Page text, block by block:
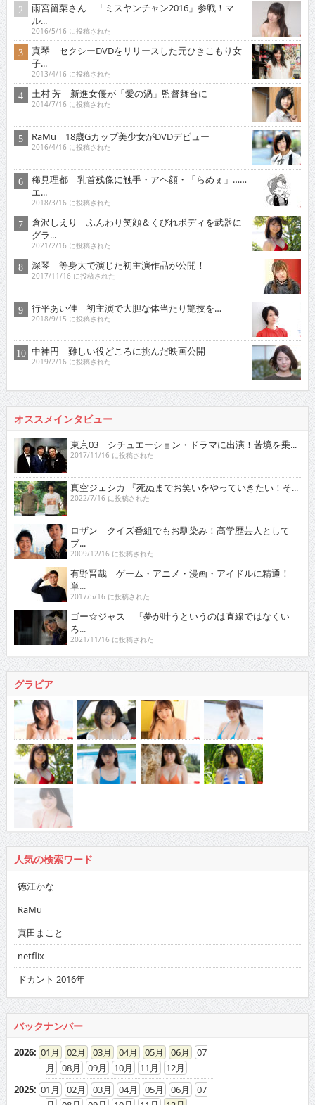
雨宮留菜さん 「ミスヤンチャン2016」参戦！マ
ル...
2016/5/16 に投稿された
真琴 セクシーDVDをリリースした元ひきこもり女
子...
2013/4/16 に投稿された
土村 芳 新進女優が「愛の渦」監督舞台に
2014/7/16 に投稿された
RaMu 18歳Gカップ美少女がDVDデビュー
2016/4/16 に投稿された
稀見理都 乳首残像に触手・アヘ顔・「らめぇ」……
エ...
2018/3/16 に投稿された
倉沢しえり ふんわり笑顔＆くびれボディを武器に
グラ...
2021/2/16 に投稿された
深琴 等身大で演じた初主演作品が公開！
2017/11/16 に投稿された
行平あい佳 初主演で大胆な体当たり艶技を…
2018/9/15 に投稿された
中神円 難しい役どころに挑んだ映画公開
2019/2/16 に投稿された
オススメインタビュー
東京03 シチュエーション・ドラマに出演！苦境を乗...
2017/11/16 に投稿された
真空ジェシカ 『死ぬまでお笑いをやっていきたい！そ...
2022/7/16 に投稿された
ロザン クイズ番組でもお馴染み！高学歴芸人として
ブ...
2009/12/16 に投稿された
有野晋哉 ゲーム・アニメ・漫画・アイドルに精通！
単...
2017/5/16 に投稿された
ゴー☆ジャス 『夢が叶うというのは直線ではなくい
ろ...
2021/11/16 に投稿された
グラビア
人気の検索ワード
徳江かな
RaMu
真田まこと
netflix
ドカント 2016年
バックナンバー
2026: 01 02 03 04 05 06
07
08
09 10 11
12
2025: 01 02 03 04 05 06
07